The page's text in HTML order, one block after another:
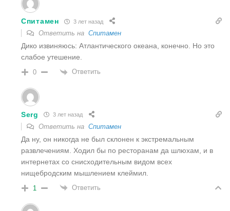
Спитамен 3 лет назад
Ответить на Спитамен
Дико извиняюсь: Атлантического океана, конечно. Но это
слабое утешение.
0 Ответить
Serg 3 лет назад
Ответить на Спитамен
Да ну, он никогда не был склонен к экстремальным
развлечениям. Ходил бы по ресторанам да шлюхам, и в
интернетах со снисходительным видом всех
нищебродским мышлением клеймил.
1 Ответить